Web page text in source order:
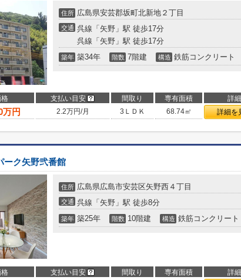
住所 広島県安芸郡坂町北新地２丁目
交通 呉線「矢野」駅 徒歩17分
呉線「矢野」駅 徒歩17分
築年 築34年 階数 7階建 構造 鉄筋コンクリート
支払い目安 間取り 専有面積 詳細
万円 2.2万円/月 3ＬＤＫ 68.74㎡ 詳細を
ーク矢野弐番館
住所 広島県広島市安芸区矢野西４丁目
交通 呉線「矢野」駅 徒歩8分
築年 築25年 階数 10階建 構造 鉄筋コンクリート
支払い目安 間取り 専有面積 詳細